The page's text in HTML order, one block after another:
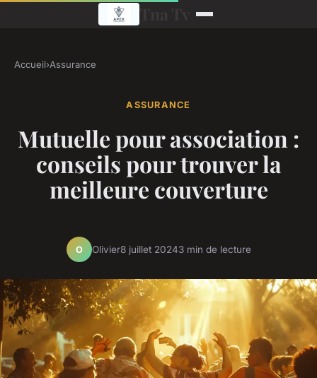
Accueil›Assurance
ASSURANCE
Mutuelle pour association :
conseils pour trouver la
meilleure couverture
O Olivier8 juillet 20243 min de lecture